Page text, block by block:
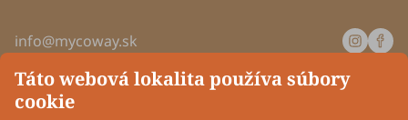
Táto webová lokalita používa súbory
cookie
info@mycoway.sk
Pondelok až štvrtok: od 8:00 do 16:00
Piatok: od 8:00 do 14:00